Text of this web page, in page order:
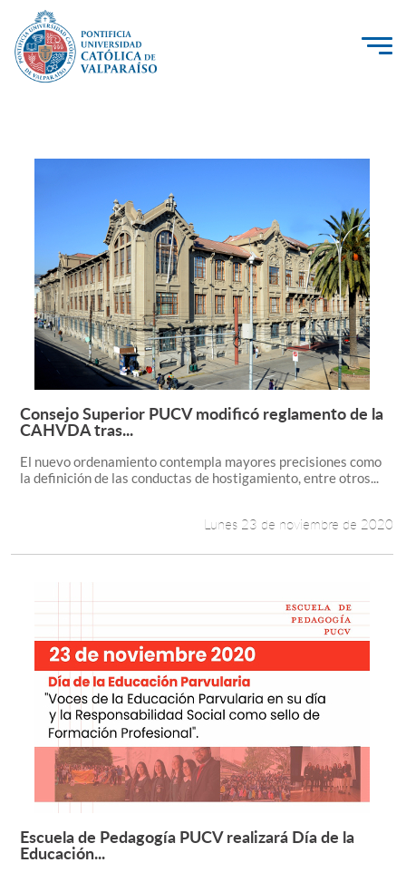
Vinculación con el Medio
Admisión
Pregrado
Postgrado
Formación Continua
Estudiantes
Alumni
Leer más +
Consejo Superior PUCV modificó reglamento de la
CAHVDA tras...
El nuevo ordenamiento contempla mayores precisiones como
la definición de las conductas de hostigamiento, entre otros...
Lunes 23 de noviembre de 2020
Leer más +
Escuela de Pedagogía PUCV realizará Día de la
Educación...